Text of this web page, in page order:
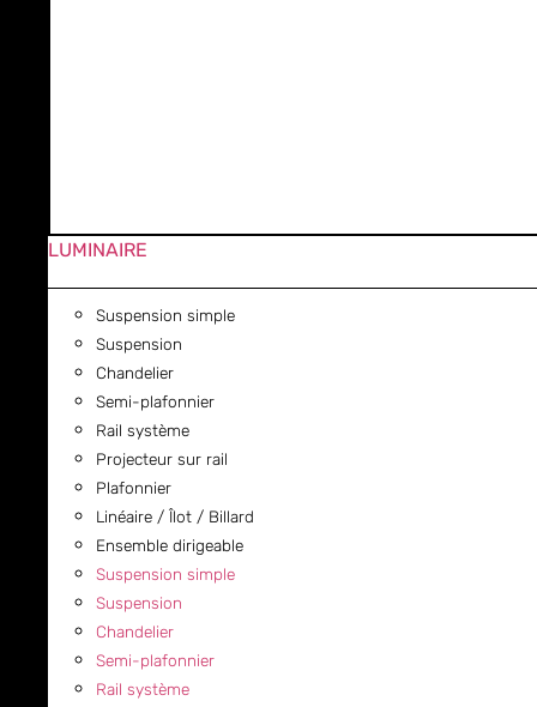
LUMINAIRE
Suspension simple
Suspension
Chandelier
Semi-plafonnier
Rail système
Projecteur sur rail
Plafonnier
Linéaire / Îlot / Billard
Ensemble dirigeable
Suspension simple
Suspension
Chandelier
Semi-plafonnier
Rail système